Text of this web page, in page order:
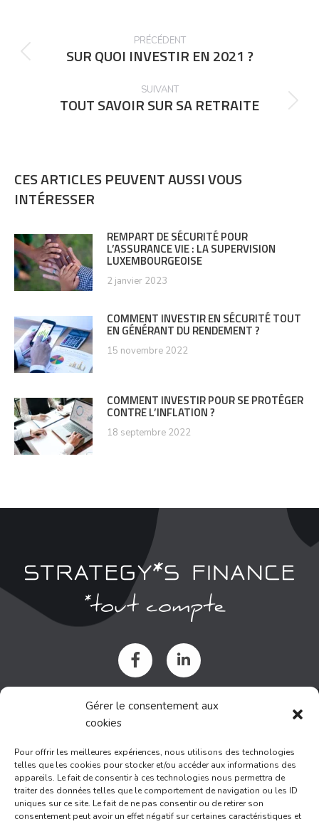
Gérer le consentement aux
cookies
Pour offrir les meilleures expériences, nous utilisons des technologies
telles que les cookies pour stocker et/ou accéder aux informations des
appareils. Le fait de consentir à ces technologies nous permettra de
traiter des données telles que le comportement de navigation ou les ID
uniques sur ce site. Le fait de ne pas consentir ou de retirer son
consentement peut avoir un effet négatif sur certaines caractéristiques et
NAVIGATION
PRÉCÉDENT
Précédent
SUR QUOI INVESTIR EN 2021 ?
SUIVANT
Suivant
TOUT SAVOIR SUR SA RETRAITE
CES ARTICLES PEUVENT AUSSI VOUS
INTÉRESSER
REMPART DE SÉCURITÉ POUR
L’ASSURANCE VIE : LA SUPERVISION
LUXEMBOURGEOISE
2 janvier 2023
COMMENT INVESTIR EN SÉCURITÉ TOUT
EN GÉNÉRANT DU RENDEMENT ?
15 novembre 2022
COMMENT INVESTIR POUR SE PROTÉGER
CONTRE L’INFLATION ?
18 septembre 2022
NOUS SITUER
1378 avenue du Clapas
34980 Saint Gely du Fesc